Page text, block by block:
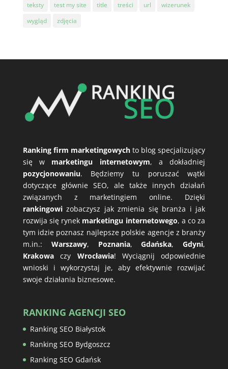
teksty
test my site title treści url
wizerunek
wygląd
zdjęcia
Ranking firm marketingowychto blog specjalizujący
się w marketingu internetowym, a dokładniej
pozycjonowaniu. Będziemy tu poruszać wątki
dotyczące głównie SEO, ale także innych działań
związanych z marketingiem online. Dzięki
rankingowizobaczysz jak zmienia się branża i jak
rozwija się rynek marketingu internetowego, a co za
tym idzie poznasz najlepsze polskie agencje z branży
m.in.: Warszawy, Poznania,Gdańska,Gdyni,
Krakowaczy Wrocławia! Wyciągnij odpowiednie
wnioski i wykorzystaj je, aby efektywnie rozwijać
swoje działania biznesowe.
RANKING AGENCJI SEO
Ranking SEO Białystok
Ranking SEO Bydgoszcz
Ranking SEO Gdańsk